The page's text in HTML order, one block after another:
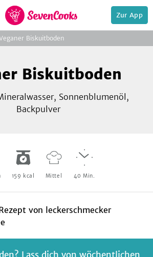
zur
Startseite
Zur App
Biskuitboden
Biskuitboden
Sonnenblumenöl,
Backpulver
159 kcal Mittel 40 Min.
von leckerschmecker